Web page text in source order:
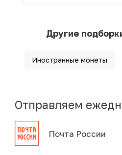
Другие
Иностранные монеты
Отправляем
Почта России